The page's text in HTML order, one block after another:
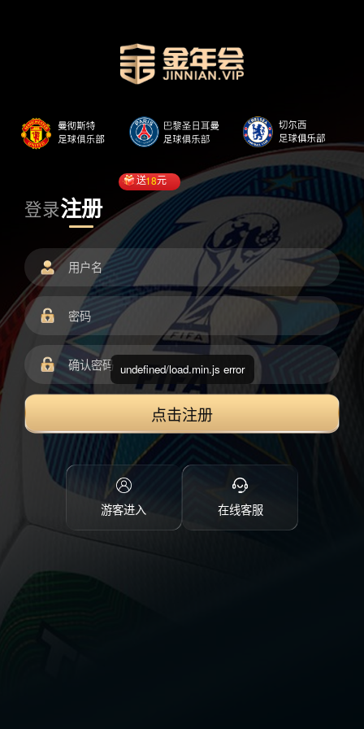
登录注册
送18元
点击注册
游客进入 在线客服
undefined/load.min.js error